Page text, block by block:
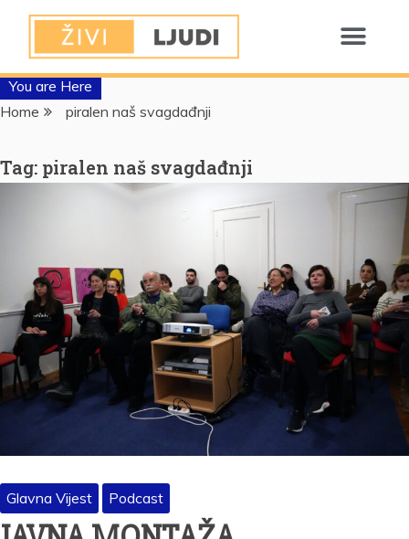
You are Here
Home
piralen naš svagdađnji
Tag: piralen naš svagdađnji
Glavna Vijest Podcast